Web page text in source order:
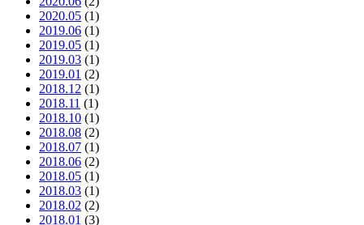
2020.05 (1)
2019.06 (1)
2019.05 (1)
2019.03 (1)
2019.01 (2)
2018.12 (1)
2018.11 (1)
2018.10 (1)
2018.08 (2)
2018.07 (1)
2018.06 (2)
2018.05 (1)
2018.03 (1)
2018.02 (2)
2018.01 (3)